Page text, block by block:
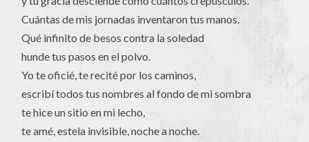
Cuántas de mis jornadas inventaron tus manos.
Qué infinito de besos contra la soledad
hunde tus pasos en el polvo.
Yo te oficié, te recité por los caminos,
escribí todos tus nombres al fondo de mi sombra
te hice un sitio en mi lecho,
te amé, estela invisible, noche a noche.